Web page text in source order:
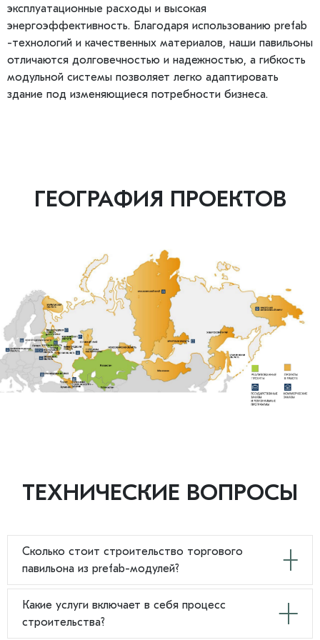
эксплуатационные расходы и высокая
энергоэффективность. Благодаря использованию prefab
-технологий и качественных материалов, наши павильоны
отличаются долговечностью и надежностью, а гибкость
модульной системы позволяет легко адаптировать
здание под изменяющиеся потребности бизнеса.
ГЕОГРАФИЯ ПРОЕКТОВ
ТЕХНИЧЕСКИЕ ВОПРОСЫ
Сколько стоит строительство торгового
павильона из prefab-модулей?
Стоимость строительства торгового павильона
фиксированная благодаря использованию
стандартизированных модульных конструкций и заранее
Какие услуги включает в себя процесс
строительства?